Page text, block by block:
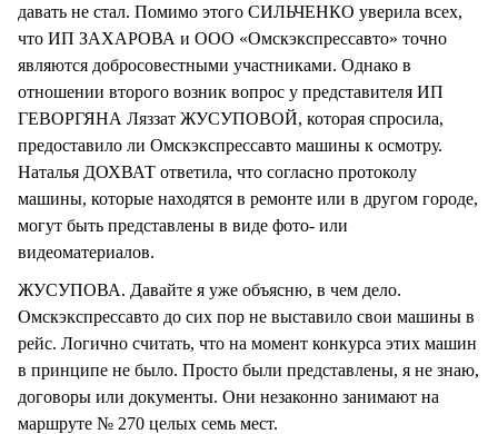
давать не стал. Помимо этого СИЛЬЧЕНКО уверила всех,
что ИП ЗАХАРОВА и ООО «Омскэкспрессавто» точно
являются добросовестными участниками. Однако в
отношении второго возник вопрос у представителя ИП
ГЕВОРГЯНА Ляззат ЖУСУПОВОЙ, которая спросила,
предоставило ли Омскэкспрессавто машины к осмотру.
Наталья ДОХВАТ ответила, что согласно протоколу
машины, которые находятся в ремонте или в другом городе,
могут быть представлены в виде фото- или
видеоматериалов.
ЖУСУПОВА. Давайте я уже объясню, в чем дело.
Омскэкспрессавто до сих пор не выставило свои машины в
рейс. Логично считать, что на момент конкурса этих машин
в принципе не было. Просто были представлены, я не знаю,
договоры или документы. Они незаконно занимают на
маршруте № 270 целых семь мест.